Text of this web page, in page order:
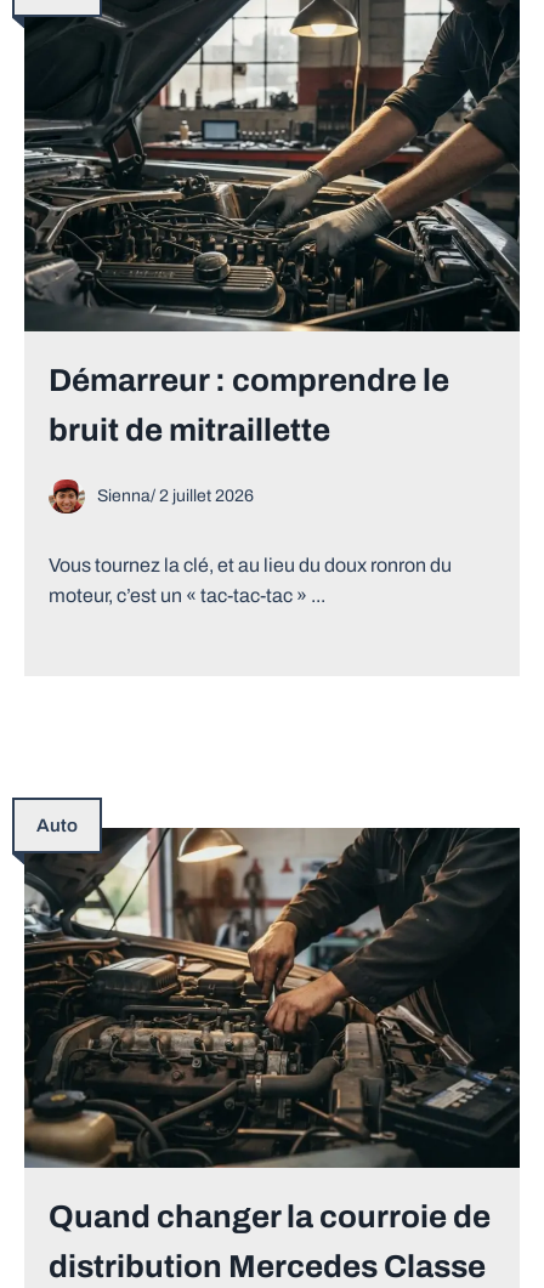
Démarreur : comprendre le
bruit de mitraillette
Sienna/ 2 juillet 2026
Vous tournez la clé, et au lieu du doux ronron du
moteur, c’est un « tac-tac-tac » ...
Auto
Quand changer la courroie de
distribution Mercedes Classe